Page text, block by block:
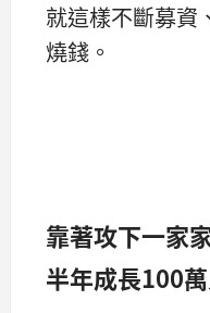
就這樣不斷募資
燒錢。
靠著攻下一家
半年成長100